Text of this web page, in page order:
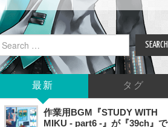
最新 タグ
作業用BGM『STUDY WITH
MIKU - part6 -』が『39ch』で